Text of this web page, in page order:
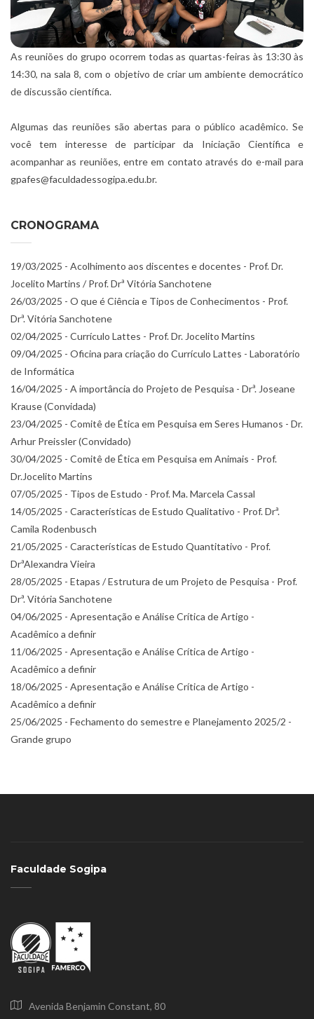
As reuniões do grupo ocorrem todas as quartas-feiras às 13:30 às
14:30, na sala 8, com o objetivo de criar um ambiente democrático
de discussão científica.
Algumas das reuniões são abertas para o público acadêmico. Se
você tem interesse de participar da Iniciação Científica e
acompanhar as reuniões, entre em contato através do e-mail para
gpafes@faculdadessogipa.edu.br.
CRONOGRAMA
19/03/2025 - Acolhimento aos discentes e docentes - Prof. Dr.
Jocelito Martins / Prof. Drª Vitória Sanchotene
26/03/2025 - O que é Ciência e Tipos de Conhecimentos - Prof.
Drª. Vitória Sanchotene
02/04/2025 - Currículo Lattes - Prof. Dr. Jocelito Martins
09/04/2025 - Oficina para criação do Currículo Lattes - Laboratório
de Informática
16/04/2025 - A importância do Projeto de Pesquisa - Drª. Joseane
Krause (Convidada)
23/04/2025 - Comitê de Ética em Pesquisa em Seres Humanos - Dr.
Arhur Preissler (Convidado)
30/04/2025 - Comitê de Ética em Pesquisa em Animais - Prof.
Dr.Jocelito Martins
07/05/2025 - Tipos de Estudo - Prof. Ma. Marcela Cassal
14/05/2025 - Características de Estudo Qualitativo - Prof. Drª.
Camila Rodenbusch
21/05/2025 - Características de Estudo Quantitativo - Prof.
DrªAlexandra Vieira
28/05/2025 - Etapas / Estrutura de um Projeto de Pesquisa - Prof.
Drª. Vitória Sanchotene
04/06/2025 - Apresentação e Análise Crítica de Artigo -
Acadêmico a definir
11/06/2025 - Apresentação e Análise Crítica de Artigo -
Acadêmico a definir
18/06/2025 - Apresentação e Análise Crítica de Artigo -
Acadêmico a definir
25/06/2025 - Fechamento do semestre e Planejamento 2025/2 -
Grande grupo
Faculdade Sogipa
Avenida Benjamin Constant, 80